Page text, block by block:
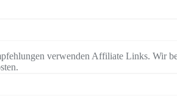
verwenden Affiliate Links. Wir